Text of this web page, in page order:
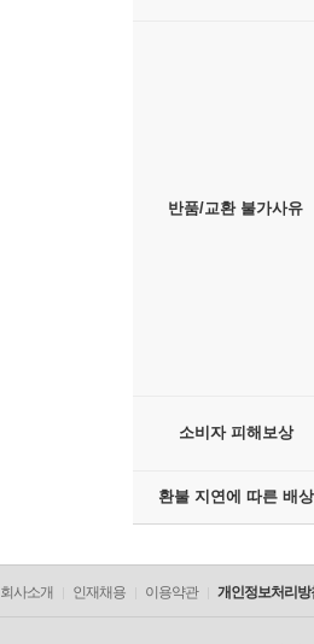
반품/교환 불가사유
소비자 피해보상
환불 지연에 따른 배상
회사소개 인재채용 이용약관 개인정보처리방